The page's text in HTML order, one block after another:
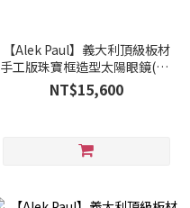
【Alek Paul】義大利頂級板材
手工版珠寶框造型太陽眼鏡(棕)
AP500102
NT$15,600